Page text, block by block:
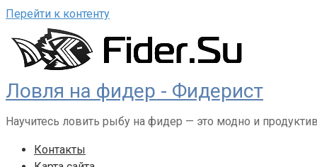
Перейти к контенту
Ловля на фидер - Фидерист
Научитесь ловить рыбу на фидер — это модно и
Контакты